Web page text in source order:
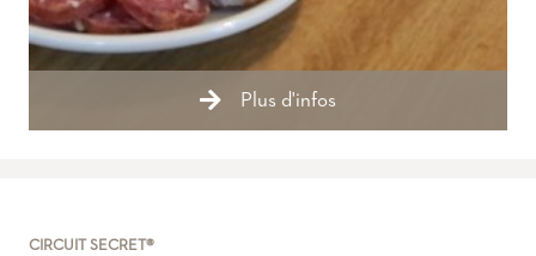
Plus d'infos
CIRCUIT SECRET®